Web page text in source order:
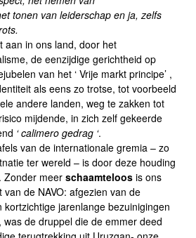
tonen van leiderschap en ja, zelfs
aan in ons land, door het
de eenzijdige gerichtheid op
van het ‘ Vrije markt principe’ ,
als eens zo trotse, tot voorbeeld
andere landen, weg te zakken tot
mijdende, in zich zelf gekeerde
‘ calimero gedrag ‘.
van de internationale gremia – zo
ter wereld – is door deze houding
Zonder meer schaamteloos is ons
de NAVO: afgezien van de
jarenlange bezuinigingen
de druppel die de emmer deed